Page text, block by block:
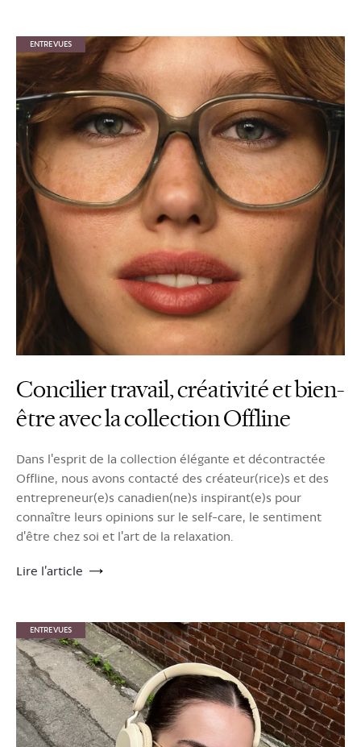
ENTREVUES
Concilier travail, créativité et bien-
être avec la collection Offline
Dans l'esprit de la collection élégante et décontractée
Offline, nous avons contacté des créateur(rice)s et des
entrepreneur(e)s canadien(ne)s inspirant(e)s pour
connaître leurs opinions sur le self-care, le sentiment
d'être chez soi et l'art de la relaxation.
Lire l’article
ENTREVUES